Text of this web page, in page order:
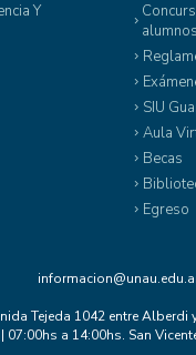
Y
alumnos
SIU
Aula
Becas
Egreso
Tejeda 1042 entre Alberdi
07:00hs a 14:00hs. San